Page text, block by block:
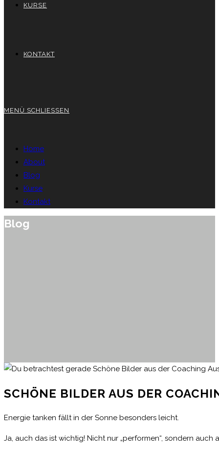
KURSE
KONTAKT
MENÜ SCHLIESSEN
Home
About
Blog
Kurse
Kontakt
Blog
SCHÖNE BILDER AUS DER
Energie tanken fällt in der Sonne besonders leicht.
Ja, auch das ist wichtig! Nicht nur „performen“, sondern